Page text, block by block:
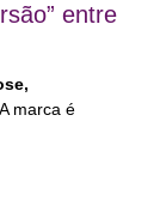
entre
. A marca é